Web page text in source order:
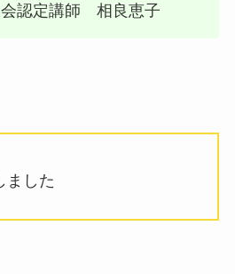
会認定講師 相良恵子
ました